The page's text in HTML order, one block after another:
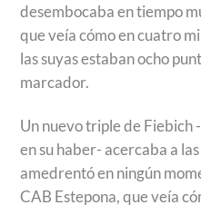
desembocaba en tiempo
que veía cómo en cuatro
las suyas estaban ocho
marcador.
Un nuevo triple de Fiebich
en su haber- acercaba a
amedrentó en ningún
CAB Estepona, que veía